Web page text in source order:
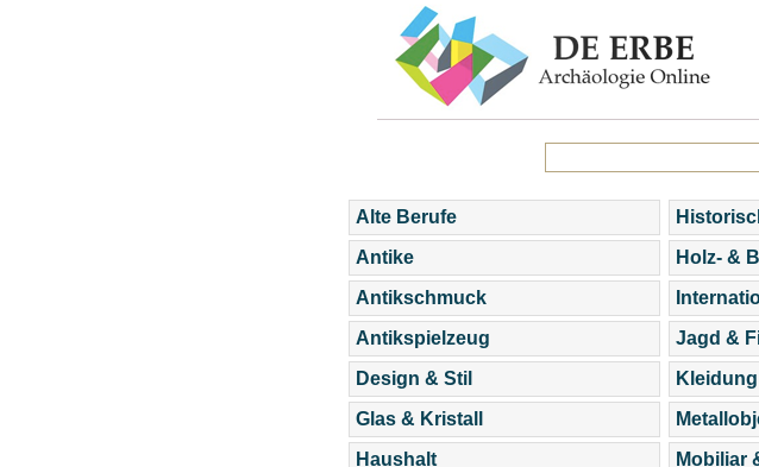
Alte Berufe
Antike
Antikschmuck
Antikspielzeug
Design & Stil
Glas & Kristall
Haushalt
Holz- &
Jagd &
Mobiliar